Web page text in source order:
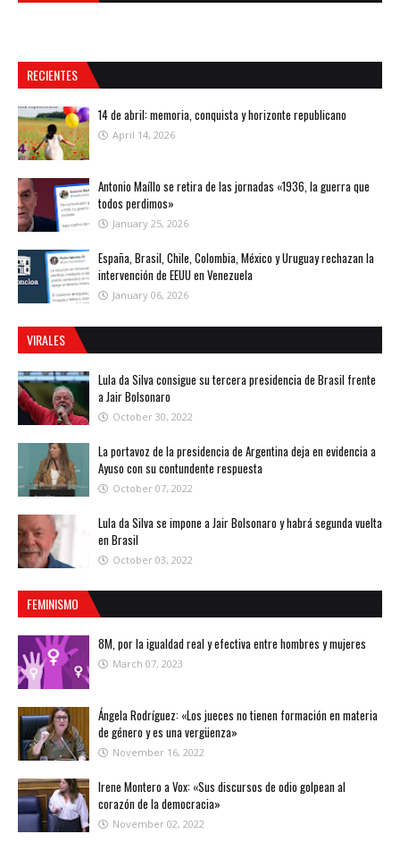
RECIENTES
14 de abril: memoria, conquista y horizonte republicano
April 14, 2026
Antonio Maíllo se retira de las jornadas «1936, la guerra que
todos perdimos»
January 25, 2026
España, Brasil, Chile, Colombia, México y Uruguay rechazan la
intervención de EEUU en Venezuela
January 06, 2026
VIRALES
Lula da Silva consigue su tercera presidencia de Brasil frente
a Jair Bolsonaro
October 30, 2022
La portavoz de la presidencia de Argentina deja en evidencia a
Ayuso con su contundente respuesta
October 07, 2022
Lula da Silva se impone a Jair Bolsonaro y habrá segunda vuelta
en Brasil
October 03, 2022
FEMINISMO
8M, por la igualdad real y efectiva entre hombres y mujeres
March 07, 2023
Ángela Rodríguez: «Los jueces no tienen formación en materia
de género y es una vergüenza»
November 16, 2022
Irene Montero a Vox: «Sus discursos de odio golpean al
corazón de la democracia»
November 02, 2022